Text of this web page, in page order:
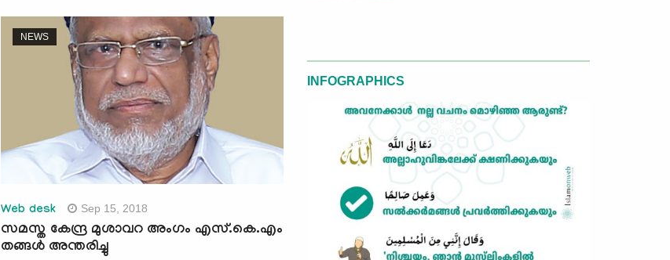
NEWS
Web desk Sep 15, 2018
സമസ്ത കേന്ദ്ര മുശാവറ അംഗം എസ്.കെ.എം
തങ്ങള്‍ അന്തരിച്ചു
INFOGRAPHICS